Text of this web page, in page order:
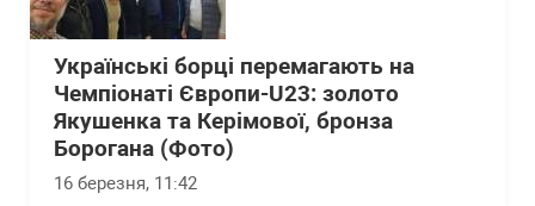
Українські борці перемагають на
Чемпіонаті Європи-U23: золото
Якушенка та Керімової, бронза
Борогана (Фото)
16 березня, 11:42